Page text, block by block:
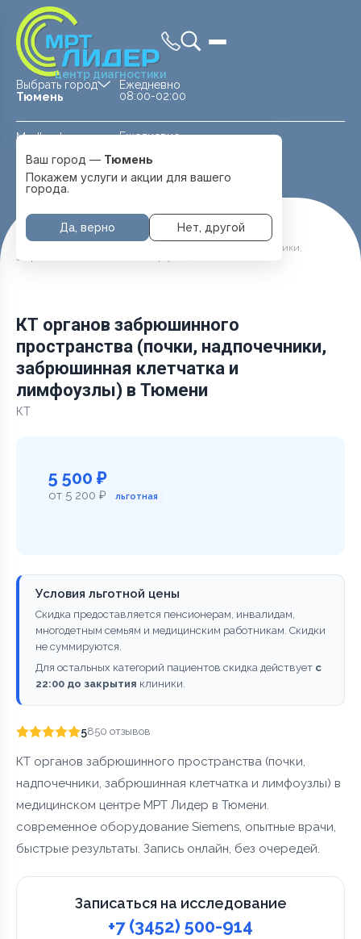
центр диагностики
Выбрать город
Тюмень
Medland —
Тюмень
Ежедневно
08:00-02:00
Ежедневно
Перейти
Ваш город — Тюмень
Покажем услуги и акции для вашего
города.
Да, верно Нет, другой
Главная Услуги и цены
КТ органов забрюшинного пространства (почки, надпочечники,
забрюшинная клетчатка и лимфоузлы)
КТ органов забрюшинного
пространства (почки, надпочечники,
забрюшинная клетчатка и
лимфоузлы) в Тюмени
КТ
5 500 ₽
от 5 200 ₽ льготная
Условия льготной цены
Скидка предоставляется пенсионерам, инвалидам,
многодетным семьям и медицинским работникам. Скидки
не суммируются.
Для остальных категорий пациентов скидка действует с
22:00 до закрытия клиники.
5850 отзывов
КТ органов забрюшинного пространства (почки,
надпочечники, забрюшинная клетчатка и лимфоузлы) в
медицинском центре МРТ Лидер в Тюмени.
современное оборудование Siemens, опытные врачи,
быстрые результаты. Запись онлайн, без очередей.
Записаться на исследование
+7 (3452) 500-914